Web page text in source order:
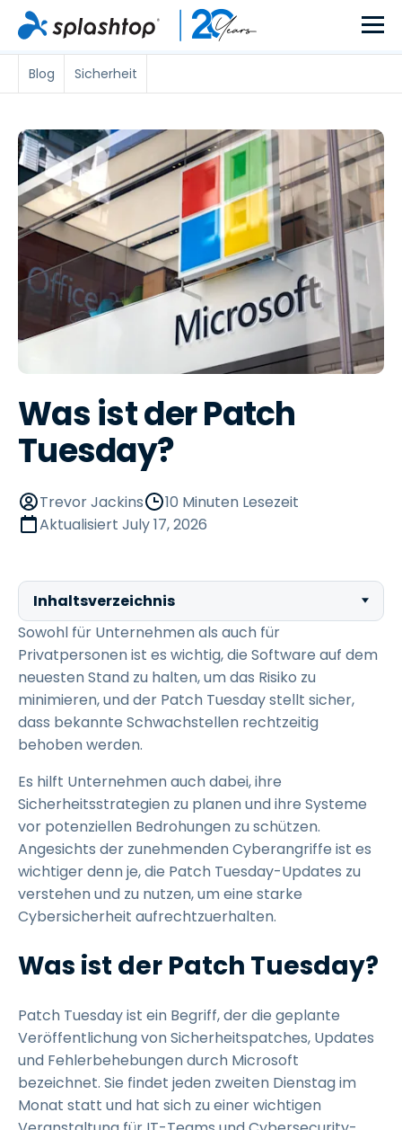
Blog Sicherheit
Was ist der Patch
Tuesday?
Trevor Jackins
10 Minuten Lesezeit
Aktualisiert July 17, 2026
Inhaltsverzeichnis
Sowohl für Unternehmen als auch für
Privatpersonen ist es wichtig, die Software auf dem
neuesten Stand zu halten, um das Risiko zu
minimieren, und der Patch Tuesday stellt sicher,
dass bekannte Schwachstellen rechtzeitig
behoben werden.
Es hilft Unternehmen auch dabei, ihre
Sicherheitsstrategien zu planen und ihre Systeme
vor potenziellen Bedrohungen zu schützen.
Angesichts der zunehmenden Cyberangriffe ist es
wichtiger denn je, die Patch Tuesday-Updates zu
verstehen und zu nutzen, um eine starke
Cybersicherheit aufrechtzuerhalten.
Was ist der Patch Tuesday?
Patch Tuesday ist ein Begriff, der die geplante
Veröffentlichung von Sicherheitspatches, Updates
und Fehlerbehebungen durch Microsoft
bezeichnet. Sie findet jeden zweiten Dienstag im
Monat statt und hat sich zu einer wichtigen